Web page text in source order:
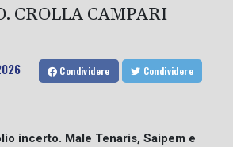
CROLLA CAMPARI
Condividere Condividere
incerto. Male Tenaris, Saipem e